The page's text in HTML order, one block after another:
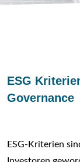
ESG
Governance
ESG-Kriterien